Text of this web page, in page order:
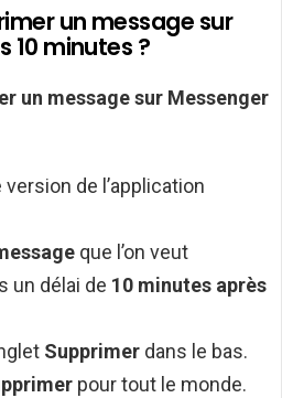
un message sur
10 minutes ?
un message sur Messenger
de l’application
que l’on veut
un délai de 10 minutes après
Supprimer dans le bas.
pour tout le monde.